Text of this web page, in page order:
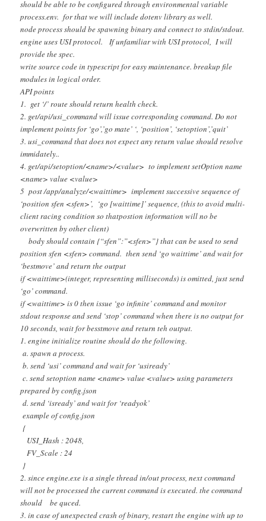
should be able to be configured through environmental variable
process.env. for that we will include dotenv library as well.
node process should be spawning binary and connect to stdin/stdout.
engine uses USI protocol. If unfamiliar with USI protocol, I will
provide the spec.
write source code in typescript for easy maintenance. breakup file
modules in logical order.
API points
1. get ‘/’ route should return health check.
2. get/api/usi_command will issue corresponding command. Do not
implement points for ‘go’,’go mate’ ‘, ‘position’, ‘setoption’,’quit’
3. usi_command that does not expect any return value should resolve
immidately..
4. get/api/setoption/<name>/<value> to implement setOption name
<name> value <value>
5 post /app/analyze/<waittime> implement successive sequence of
‘position sfen <sfen>’, ‘go [waittime]’ sequence, (this to avoid multi-
client racing condition so thatpostion information will no be
overwritten by other client)
body should contain {“sfen”:”<sfen>”} that can be used to send
position sfen <sfen> command. then send ‘go waittime’ and wait for
‘bestmove’ and return the output
if <waittime>(integer, representing milliseconds) is omitted, just send
‘go’ command.
if <waittime> is 0 then issue ‘go infinite’ command and monitor
stdout response and send ‘stop’ command when there is no output for
10 seconds, wait for besstmove and return teh output.
1. engine initialize routine should do the following.
a. spawn a process.
b. send ‘usi’ command and wait for ‘usiready’
c. send setoption name <name> value <value> using parameters
prepared by config.json
d. send ‘isready’ and wait for ‘readyok’
example of config.json
{
USI_Hash : 2048,
FV_Scale : 24
}
2. since engine.exe is a single thread in/out process, next command
will not be processed the current command is executed. the command
should be quced.
3. in case of unexpected crash of binary, restart the engine with up to